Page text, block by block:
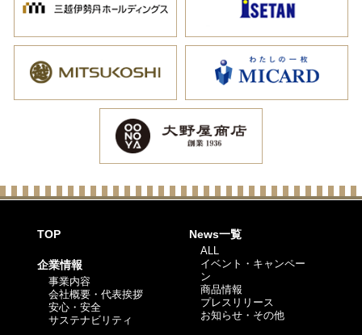
TOP
企業情報
事業内容
会社概要・代表挨拶
安心・安全
サステナビリティ
News一覧
ALL
イベント・キャンペー
ン
商品情報
プレスリリース
お知らせ・その他